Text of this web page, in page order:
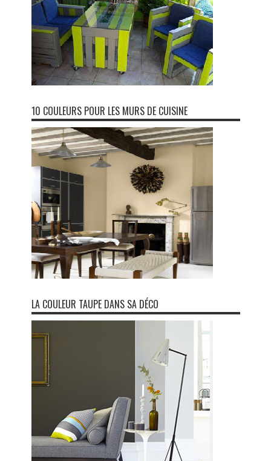
10 COULEURS POUR LES MURS DE CUISINE
LA COULEUR TAUPE DANS SA DÉCO